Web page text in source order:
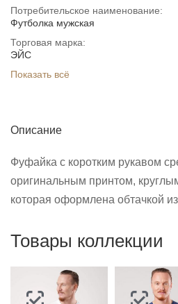
Потребительское наименование:
Футболка мужская
Торговая марка:
ЭЙС
Показать всё
Описание
Фуфайка с коротким рукавом
оригинальным принтом,
которая оформлена обтачкой
Товары коллекции